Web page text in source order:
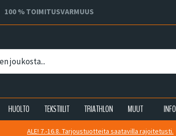
100 % TOIMITUSVARMUUS
HUOLTO TEKSTIILIT TRIATHLON MUUT INFO
ALE! 7.-16.8. Tarjoustuotteita saatavilla rajoitetusti.